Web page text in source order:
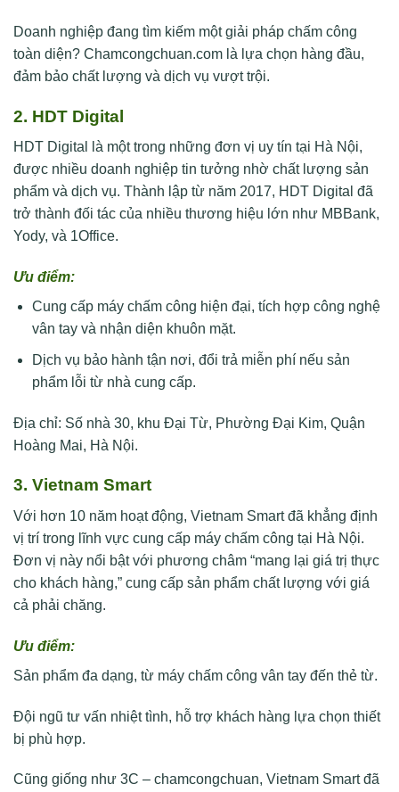
Doanh nghiệp đang tìm kiếm một giải pháp chấm công
toàn diện? Chamcongchuan.com là lựa chọn hàng đầu,
đảm bảo chất lượng và dịch vụ vượt trội.
2. HDT Digital
HDT Digital là một trong những đơn vị uy tín tại Hà Nội,
được nhiều doanh nghiệp tin tưởng nhờ chất lượng sản
phẩm và dịch vụ. Thành lập từ năm 2017, HDT Digital đã
trở thành đối tác của nhiều thương hiệu lớn như MBBank,
Yody, và 1Office.
Ưu điểm:
Cung cấp máy chấm công hiện đại, tích hợp công nghệ
vân tay và nhận diện khuôn mặt.
Dịch vụ bảo hành tận nơi, đổi trả miễn phí nếu sản
phẩm lỗi từ nhà cung cấp.
Địa chỉ: Số nhà 30, khu Đại Từ, Phường Đại Kim, Quận
Hoàng Mai, Hà Nội.
3. Vietnam Smart
Với hơn 10 năm hoạt động, Vietnam Smart đã khẳng định
vị trí trong lĩnh vực cung cấp máy chấm công tại Hà Nội.
Đơn vị này nổi bật với phương châm “mang lại giá trị thực
cho khách hàng,” cung cấp sản phẩm chất lượng với giá
cả phải chăng.
Ưu điểm:
Sản phẩm đa dạng, từ máy chấm công vân tay đến thẻ từ.
Đội ngũ tư vấn nhiệt tình, hỗ trợ khách hàng lựa chọn thiết
bị phù hợp.
Cũng giống như 3C – chamcongchuan, Vietnam Smart đã